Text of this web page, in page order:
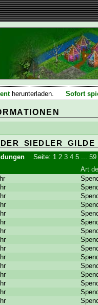
herunterladen. Sofort
SIEDLER GILDE
Seite: 1 2 3 4 5 ...59
Art